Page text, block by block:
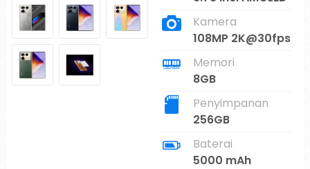
Kamera
108MP 2K@30fps
Memori
8GB
Penyimpanan
256GB
Baterai
5000 mAh